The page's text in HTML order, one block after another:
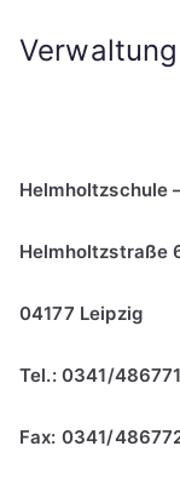
Verwaltung
Helmholtzschule
Helmholtzstraße
04177 Leipzig
Tel.: 0341/
Fax: 0341/